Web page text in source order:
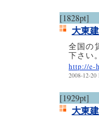
[1828pt]
大東
全国の
下さい。
http://e-
2008-12-20
[1929pt]
大東